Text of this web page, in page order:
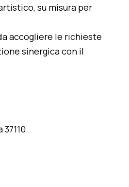
su misura per
accogliere le richieste
sinergica con il